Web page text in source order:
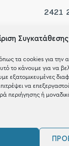
όπως τα cookies για
το κάνουμε για να
εξατομικευμένες
να
περιήγησης ή
2421
Τριτ /
21:00